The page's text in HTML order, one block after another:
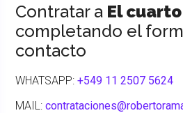
Contratar a El
completando el
contacto
WHATSAPP:+549 11 2507 5624
MAIL: